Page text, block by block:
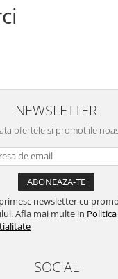
NEWSLETTER
ofertele si promotiile
newsletter cu
Afla mai multe in
SOCIAL